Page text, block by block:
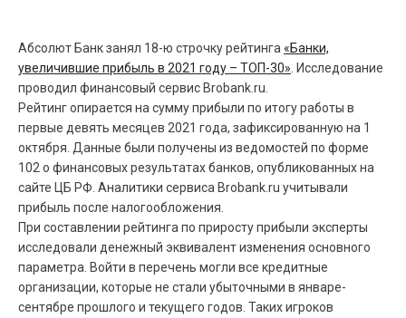
Абсолют Банк занял 18-ю строчку рейтинга «Банки,
увеличившие прибыль в 2021 году – ТОП-30» . Исследование
проводил финансовый сервис Brobank.ru.
Рейтинг опирается на сумму прибыли по итогу работы в
первые девять месяцев 2021 года, зафиксированную на 1
октября. Данные были получены из ведомостей по форме
102 о финансовых результатах банков, опубликованных на
сайте ЦБ РФ. Аналитики сервиса Brobank.ru учитывали
прибыль после налогообложения.
При составлении рейтинга по приросту прибыли эксперты
исследовали денежный эквивалент изменения основного
параметра. Войти в перечень могли все кредитные
организации, которые не стали убыточными в январе-
сентябре прошлого и текущего годов. Таких игроков